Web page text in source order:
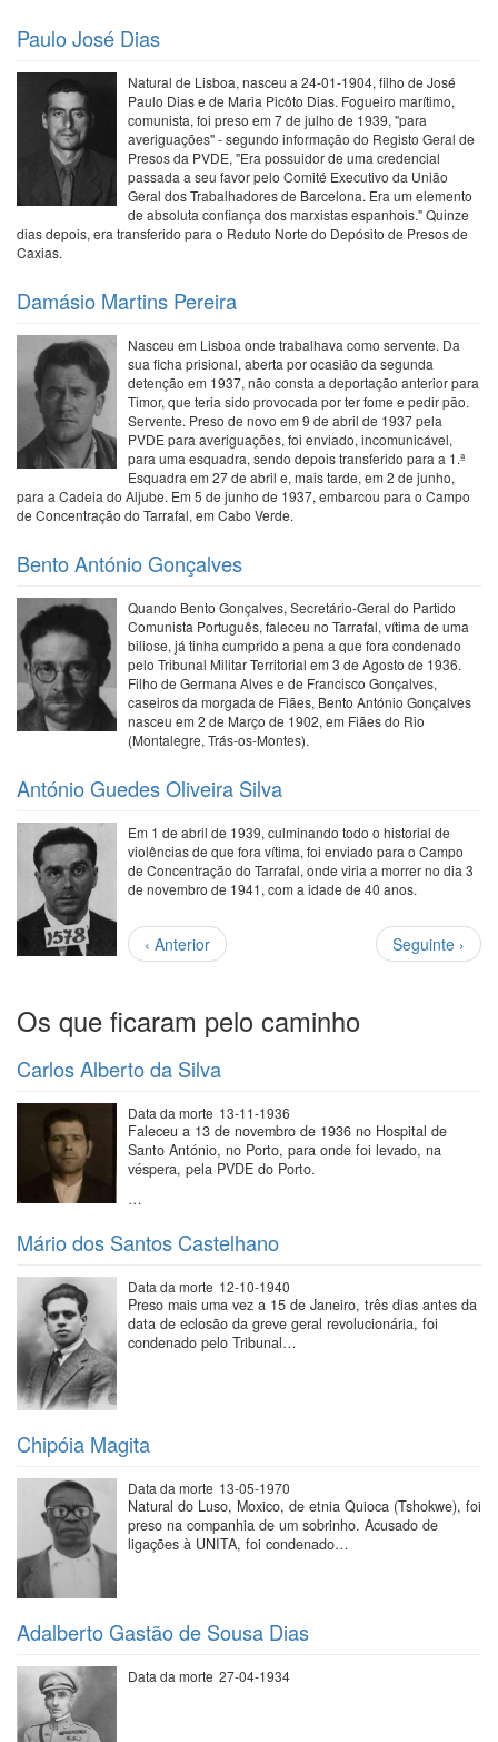
Paulo José Dias
Natural de Lisboa, nasceu a 24-01-1904, filho de José
Paulo Dias e de Maria Picôto Dias. Fogueiro marítimo,
comunista, foi preso em 7 de julho de 1939, "para
averiguações" - segundo informação do Registo Geral de
Presos da PVDE, "Era possuidor de uma credencial
passada a seu favor pelo Comité Executivo da União
Geral dos Trabalhadores de Barcelona. Era um elemento
de absoluta confiança dos marxistas espanhois." Quinze
dias depois, era transferido para o Reduto Norte do Depósito de Presos de
Caxias.
Damásio Martins Pereira
Nasceu em Lisboa onde trabalhava como servente. Da
sua ficha prisional, aberta por ocasião da segunda
detenção em 1937, não consta a deportação anterior para
Timor, que teria sido provocada por ter fome e pedir pão.
Servente. Preso de novo em 9 de abril de 1937 pela
PVDE para averiguações, foi enviado, incomunicável,
para uma esquadra, sendo depois transferido para a 1.ª
Esquadra em 27 de abril e, mais tarde, em 2 de junho,
para a Cadeia do Aljube. Em 5 de junho de 1937, embarcou para o Campo
de Concentração do Tarrafal, em Cabo Verde.
Bento António Gonçalves
Quando Bento Gonçalves, Secretário-Geral do Partido
Comunista Português, faleceu no Tarrafal, vítima de uma
biliose, já tinha cumprido a pena a que fora condenado
pelo Tribunal Militar Territorial em 3 de Agosto de 1936.
Filho de Germana Alves e de Francisco Gonçalves,
caseiros da morgada de Fiães, Bento António Gonçalves
nasceu em 2 de Março de 1902, em Fiães do Rio
(Montalegre, Trás-os-Montes).
António Guedes Oliveira Silva
Em 1 de abril de 1939, culminando todo o historial de
violências de que fora vítima, foi enviado para o Campo
de Concentração do Tarrafal, onde viria a morrer no dia 3
de novembro de 1941, com a idade de 40 anos.
Paginação
Página
anterior
‹ Anterior
Próxima
página
Seguinte ›
Os que ficaram pelo caminho
Carlos Alberto da Silva
Data da morte 13-11-1936
Faleceu a 13 de novembro de 1936 no Hospital de
Santo António, no Porto, para onde foi levado, na
véspera, pela PVDE do Porto.
…
Mário dos Santos Castelhano
Data da morte 12-10-1940
Preso mais uma vez a 15 de Janeiro, três dias antes da
data de eclosão da greve geral revolucionária, foi
condenado pelo Tribunal…
Chipóia Magita
Data da morte 13-05-1970
Natural do Luso, Moxico, de etnia Quioca (Tshokwe), foi
preso na companhia de um sobrinho. Acusado de
ligações à UNITA, foi condenado…
Adalberto Gastão de Sousa Dias
Data da morte 27-04-1934